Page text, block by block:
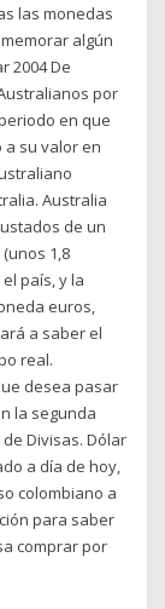
las monedas
algún
2004 De
por
en que
su valor en
Australia
de un
1,8
país, y la
euros,
a saber el
real.
desea pasar
la segunda
Divisas. Dólar
a día de hoy,
colombiano a
para saber
comprar por